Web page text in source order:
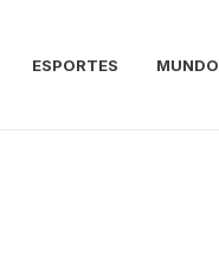
ESPORTES MUNDO